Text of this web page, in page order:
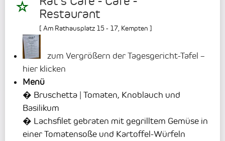
Restaurant
[ Am Rathausplatz 15 - 17 Kempten ]
zum Vergrößern der Tagesgericht-Tafel –
hier klicken
Menü
� Bruschetta | Tomaten, Knoblauch und
Basilikum
� Lachsfilet gebraten mit gegrilltem Gemüse in
einer Tomatensoße und Kartoffel-Würfeln